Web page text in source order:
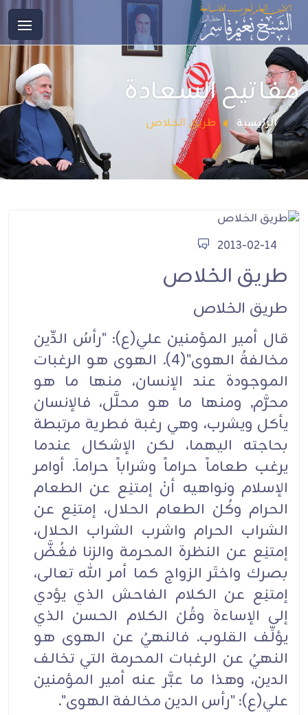
مفاتيح السعادة
الرئيسية طريق الخلاص
2013-02-14
طريق الخلاص
طريق الخلاص
قال أمير المؤمنين علي(ع): "رأسُ الدِّين
مخالفةُ الهوى"(4). الهوى هو الرغبات
الموجودة عند الإنسان، منها ما هو
محرَّم, ومنها ما هو محلَّل، فالإنسان
يأكل ويشرب، وهي رغبة فطرية مرتبطة
بحاجته اليهما، لكن الإشكال عندما
يرغب طعاماً حراماً وشراباً حراماَ. أوامر
الإسلام ونواهيه أنْ إمتنِع عن الطعام
الحرام وكُلْ الطعام الحلال، إمتنِع عن
الشراب الحرام واشرب الشراب الحلال،
إمتنِع عن النظرة المحرمة والزنا فغُضَّ
بصرك واختَر الزواج كما أمر الله تعالى،
إمتنِع عن الكلام الفاحش الذي يؤدي
إلى الإساءة وقُلْ الكلام الحسن الذي
يؤلِّف القلوب. فالنهيُ عن الهوى هو
النهيُ عن الرغبات المحرمة التي تخالف
الدين، وهذا ما عبَّر عنه أمير المؤمنين
علي(ع): "رأس الدين مخالفة الهوى".